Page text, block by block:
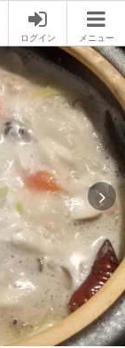
ログイン メニュー